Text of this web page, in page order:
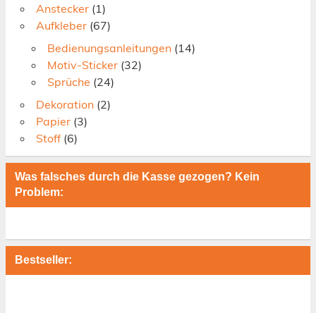
Anstecker (1)
Aufkleber (67)
Bedienungsanleitungen (14)
Motiv-Sticker (32)
Sprüche (24)
Dekoration (2)
Papier (3)
Stoff (6)
Was falsches durch die Kasse gezogen? Kein
Problem:
Bestseller: